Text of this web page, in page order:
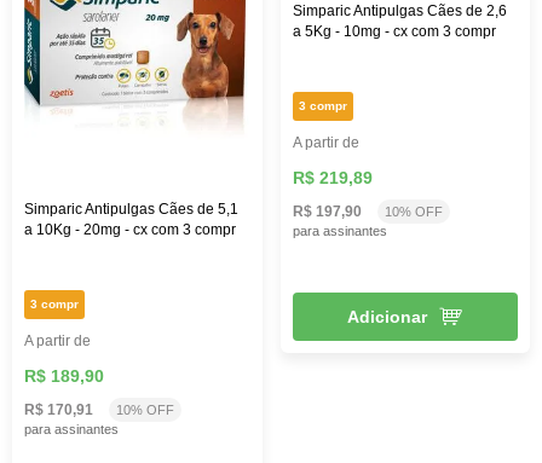
Simparic Antipulgas Cães de 5,1
a 10Kg - 20mg - cx com 3 compr
3 compr
A partir de
R$ 189,90
R$ 170,91
10% OFF
para assinantes
Simparic Antipulgas Cães de 2,6
a 5Kg - 10mg - cx com 3 compr
3 compr
A partir de
R$ 219,89
R$ 197,90
10% OFF
para assinantes
Adicionar